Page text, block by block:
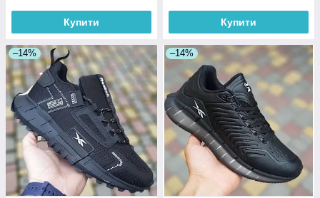
Купити Купити
–14% –14%